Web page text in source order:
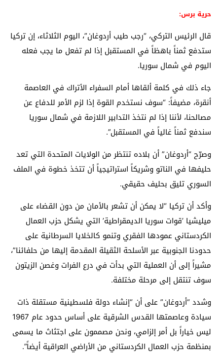
حرية برس:
قال الرئيس التركي، “رجب طيب أردوغان”، اليوم الثلاثاء، إن تركيا
ستدفع ثمناً باهظاً في المستقبل إذا لم تفعل ما يجب فعله
اليوم في شمال سوريا.
جاء ذلك في كلمة ألقاها أمام السفراء الأتراك في العاصمة
أنقرة، مضيفاً: “سوف نستخدم القوة إذا لزم الأمر للدفاع عن
مصالحنا، لأننا إذا لم نتخذ التدابير اللازمة في شمال سوريا
سندفع ثمناً غالياً في المستقبل”.
وصرّح “أردوغان” أن بلاده تنتظر من الولايات المتحدة التي تعد
حليفها في الناتو وشريكاً استراتيجياً أن تتخذ خطوة في الملف
السوري تليق بحليف حقيقي.
وأكد أن تركيا “لا يمكن أن تشعر بالأمان من دون القضاء على
ميليشيا ’قوات سوريا الديمقراطية’ التي يشكل حزب العمال
الكردستاني عمودها الفقري وتنمو كالخلايا السرطانية على
حدودنا الجنوبية عبر الأسلحة الثقيلة المقدمة إليها من حلفائنا”،
مشيراً إلى أن العملية التي بدأت في درع الفرات وغصن الزيتون
سوف تنتقل إلى مرحلة مختلفة.
وشدد “أردوغان” على أن “إنشاء دولة فلسطينية مستقلة ذات
سيادة وعاصمتها القدس الشرقية على أساس حدود عام 1967
ليس خياراً بل أمر إلزامي، ونحن مصممون على اجتثاث ما يسمى
بمنظمة حزب العمال الكردستاني من الأراضي العراقية أيضاً”.